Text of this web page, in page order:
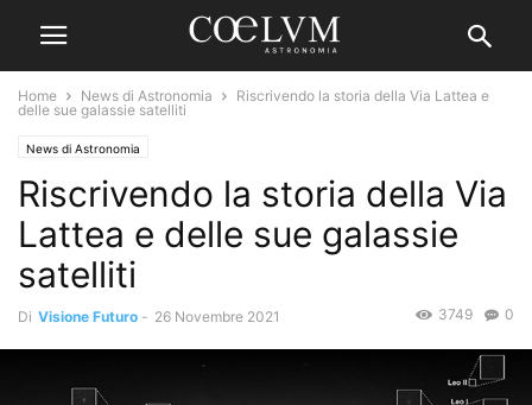
Home News di Astronomia
Riscrivendo la storia della Via Lattea e
delle sue galassie satelliti
News di Astronomia
Riscrivendo la storia della Via
Lattea e delle sue galassie
satelliti
Di Visione Futuro - 26 Novembre 2021 0
3749